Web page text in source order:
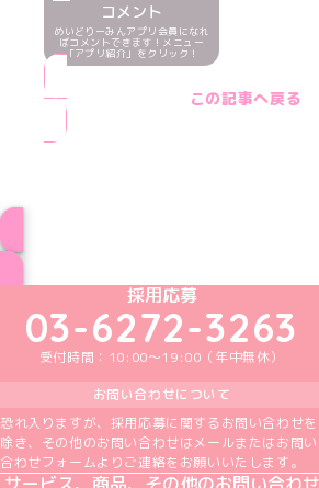
コメント
めいどりーみんアプリ会員になれ
ばコメントできます！メニュー
「アプリ紹介」をクリック！
この記事へ戻る
めいどりーみんTikTok公
めいどりーみんX公
めいどりーみ
めいどり
めい
採用応募
03-6272-3263
受付時間：10:00～19:00（年中無休）
お問い合わせについて
恐れ入りますが、採用応募に関するお問い合わせを
除き、その他のお問い合わせはメールまたはお問い
合わせフォームよりご連絡をお願いいたします。